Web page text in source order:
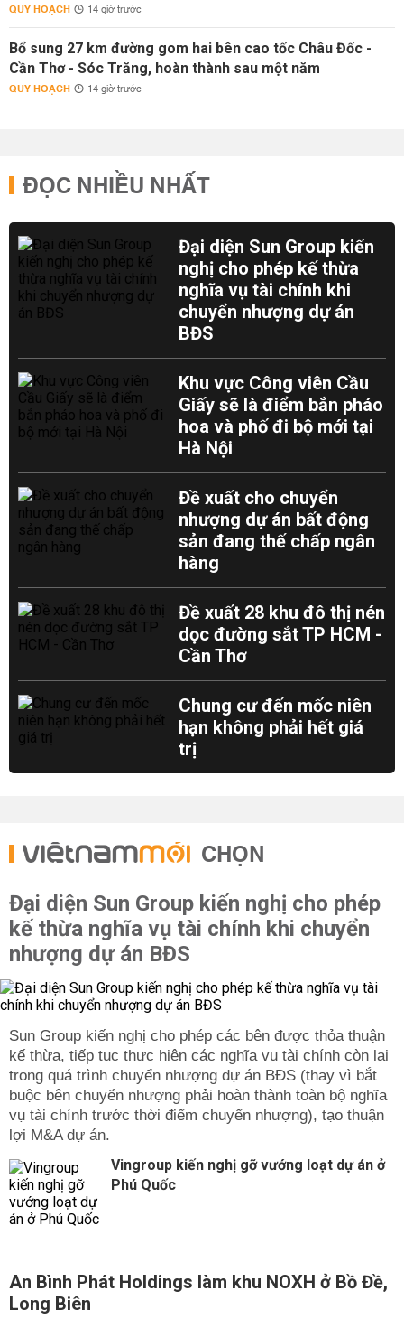
QUY HOẠCH 14 giờ trước
Bổ sung 27 km đường gom hai bên cao tốc Châu Đốc -
Cần Thơ - Sóc Trăng, hoàn thành sau một năm
QUY HOẠCH 14 giờ trước
ĐỌC NHIỀU NHẤT
Đại diện Sun Group kiến
nghị cho phép kế thừa
nghĩa vụ tài chính khi
chuyển nhượng dự án
BĐS
Khu vực Công viên Cầu
Giấy sẽ là điểm bắn pháo
hoa và phố đi bộ mới tại
Hà Nội
Đề xuất cho chuyển
nhượng dự án bất động
sản đang thế chấp ngân
hàng
Đề xuất 28 khu đô thị nén
dọc đường sắt TP HCM -
Cần Thơ
Chung cư đến mốc niên
hạn không phải hết giá
trị
CHỌN
Đại diện Sun Group kiến nghị cho phép
kế thừa nghĩa vụ tài chính khi chuyển
nhượng dự án BĐS
Sun Group kiến nghị cho phép các bên được thỏa thuận
kế thừa, tiếp tục thực hiện các nghĩa vụ tài chính còn lại
trong quá trình chuyển nhượng dự án BĐS (thay vì bắt
buộc bên chuyển nhượng phải hoàn thành toàn bộ nghĩa
vụ tài chính trước thời điểm chuyển nhượng), tạo thuận
lợi M&A dự án.
Vingroup kiến nghị gỡ vướng loạt dự án ở
Phú Quốc
An Bình Phát Holdings làm khu NOXH ở Bồ Đề,
Long Biên